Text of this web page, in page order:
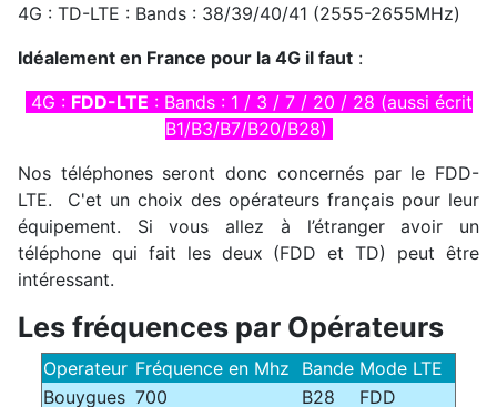
4G : TD-LTE : Bands : 38/39/40/41 (2555-2655MHz)
Idéalement en France pour la 4G il faut :
4G : FDD-LTE : Bands : 1 / 3 / 7 / 20 / 28 (aussi écrit
B1/B3/B7/B20/B28)
Nos téléphones seront donc concernés par le FDD-
LTE. C'et un choix des opérateurs français pour leur
équipement. Si vous allez à l’étranger avoir un
téléphone qui fait les deux (FDD et TD) peut être
intéressant.
Les fréquences par Opérateurs
Operateur Fréquence en Mhz Bande Mode LTE
Bouygues 700 B28
FDD